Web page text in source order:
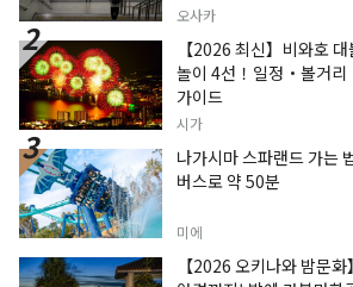
오사카
【2026 최신】비와호
놀이 4선！일정・볼거리
가이드
시가
나가시마 스파랜드 가는
버스로 약 50분
미에
【2026 오키나와 밤문